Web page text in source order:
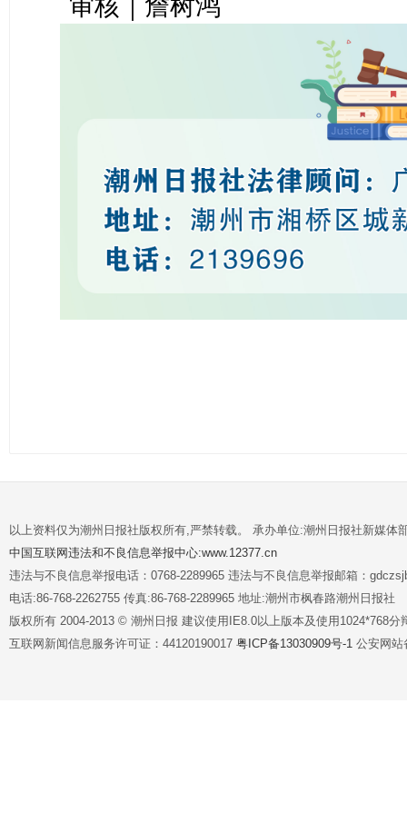
审核｜詹树鸿
以上资料仅为潮州日报社版权所有,严禁转载。 承办单位:潮州日报社新媒体
中国互联网违法和不良信息举报中心:www.12377.cn
违法与不良信息举报电话：0768-2289965 违法与不良信息举报邮箱：
电话:86-768-2262755 传真:86-768-2289965 地址:潮州市枫春路潮州日报社
版权所有 2004-2013 © 潮州日报 建议使用IE8.0以上版本及使用1024*768分
互联网新闻信息服务许可证：44120190017 粤ICP备13030909号-1 公安网站